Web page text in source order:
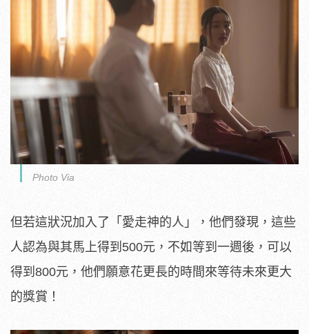
Photo Via
但若這狀況加入了「愛走神的人」，他們發現，這些
人認為與其馬上得到500元，不如等到一週後，可以
得到800元，他們願意花更長的時間來等待未來更大
的獎賞！